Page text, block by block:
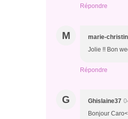
Répondre
M marie-
Jolie !! Bon
Répondre
G Ghislaine37
Bonjour